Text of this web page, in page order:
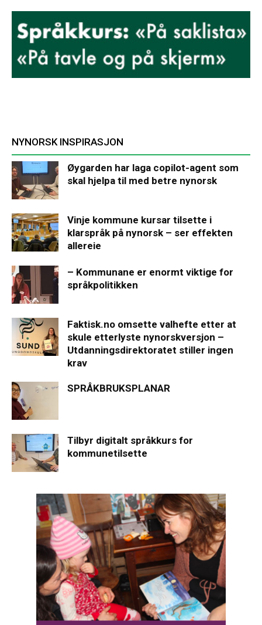
NYNORSK INSPIRASJON
Øygarden har laga copilot-agent som
skal hjelpa til med betre nynorsk
Vinje kommune kursar tilsette i
klarspråk på nynorsk – ser effekten
allereie
– Kommunane er enormt viktige for
språkpolitikken
Faktisk.no omsette valhefte etter at
skule etterlyste nynorskversjon –
Utdanningsdirektoratet stiller ingen
krav
SPRÅKBRUKSPLANAR
Tilbyr digitalt språkkurs for
kommunetilsette